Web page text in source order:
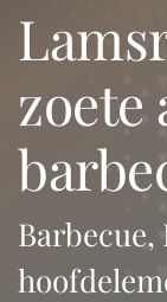
lamsrib met mais,
zoete
Barbecue,